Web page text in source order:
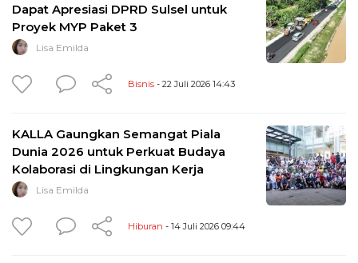
Dapat Apresiasi DPRD Sulsel untuk
Proyek MYP Paket 3
Lisa Emilda
Bisnis - 22 Juli 2026 14:43
KALLA Gaungkan Semangat Piala
Dunia 2026 untuk Perkuat Budaya
Kolaborasi di Lingkungan Kerja
Lisa Emilda
Hiburan - 14 Juli 2026 09:44